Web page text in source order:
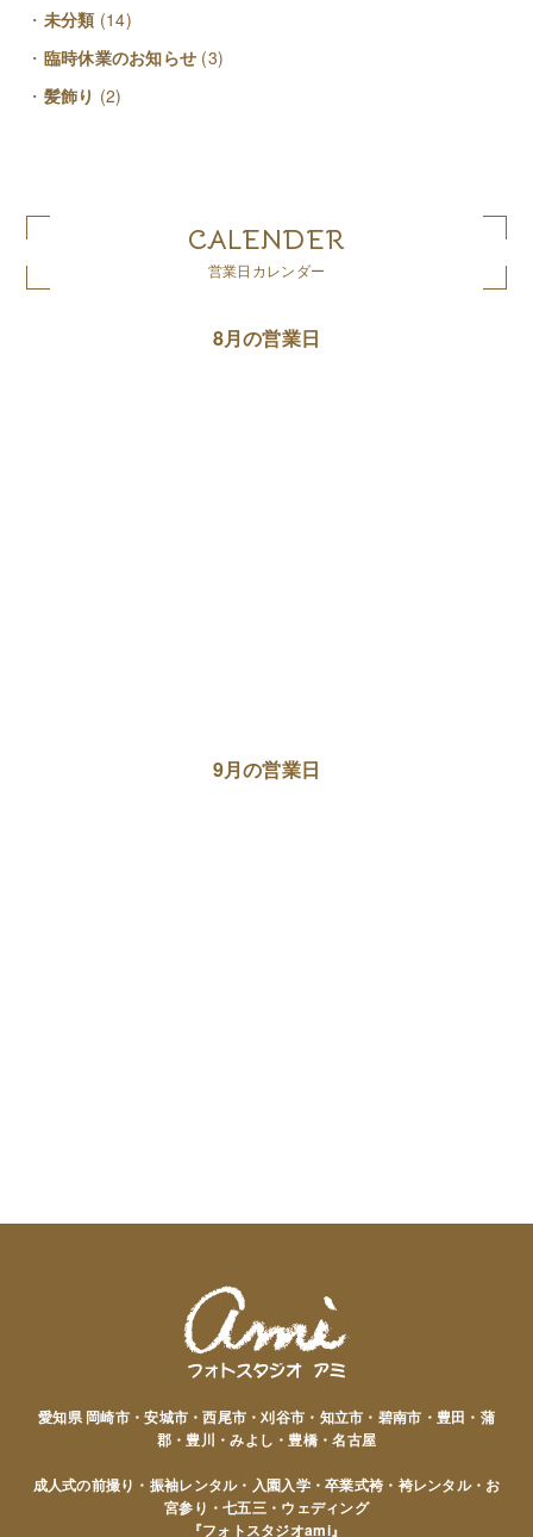
未分類 (14)
臨時休業のお知らせ (3)
髪飾り (2)
CALENDER
営業日カレンダー
8月の営業日
9月の営業日
愛知県 岡崎市・安城市・西尾市・刈谷市・知立市・碧南市・豊田・蒲
郡・豊川・みよし・豊橋・名古屋
成人式の前撮り・振袖レンタル・入園入学・卒業式袴・袴レンタル・お
宮参り・七五三・ウェディング
『フォトスタジオami』